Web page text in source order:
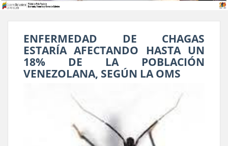
ENFERMEDAD DE CHAGAS
ESTARÍA AFECTANDO HASTA UN
18% DE LA POBLACIÓN
VENEZOLANA, SEGÚN LA OMS